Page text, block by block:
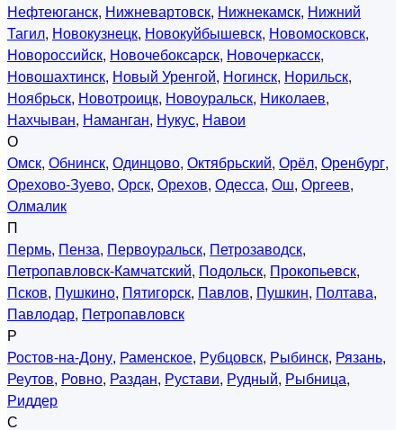
Нефтеюганск, Нижневартовск, Нижнекамск, Нижний
Тагил, Новокузнецк, Новокуйбышевск, Новомосковск,
Новороссийск, Новочебоксарск, Новочеркасск,
Новошахтинск, Новый Уренгой, Ногинск, Норильск,
Ноябрьск, Новотроицк, Новоуральск, Николаев,
Нахчыван, Наманган, Нукус, Навои
О
Омск, Обнинск, Одинцово, Октябрьский, Орёл, Оренбург,
Орехово-Зуево, Орск, Орехов, Одесса, Ош, Оргеев,
Олмалик
П
Пермь, Пенза, Первоуральск, Петрозаводск,
Петропавловск-Камчатский, Подольск, Прокопьевск,
Псков, Пушкино, Пятигорск, Павлов, Пушкин, Полтава,
Павлодар, Петропавловск
Р
Ростов-на-Дону, Раменское, Рубцовск, Рыбинск, Рязань,
Реутов, Ровно, Раздан, Рустави, Рудный, Рыбница,
Риддер
С